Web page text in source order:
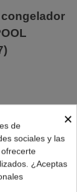
×
de
sociales y las
¿Aceptas